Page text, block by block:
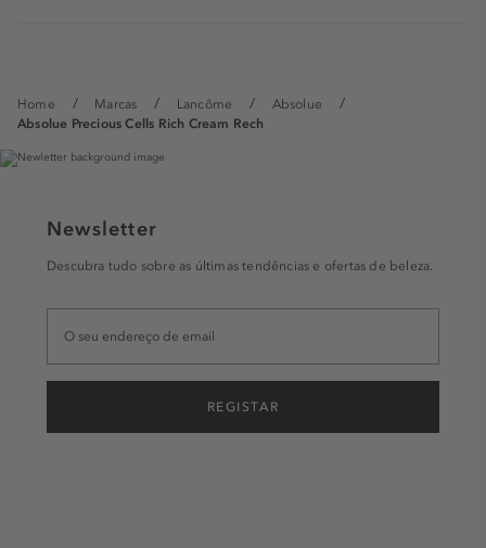
Home Marcas Lancôme
Absolue
Absolue Precious Cells Rich Cream Rech
Newsletter
Descubra tudo sobre as últimas tendências e ofertas de beleza.
REGISTAR